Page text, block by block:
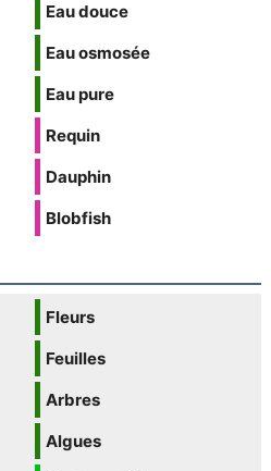
Eau douce
Eau osmosée
Eau pure
Requin
Dauphin
Blobfish
Fleurs
Feuilles
Arbres
Algues